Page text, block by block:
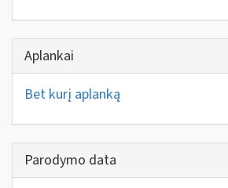
Aplankai
Bet kurį aplanką
Parodymo data